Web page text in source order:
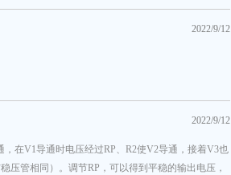
2022/9/12
2022/9/12
在V1导通时电压经过RP、R2使V2导通，接着V3也
压管相同）。调节RP，可以得到平稳的输出电压，